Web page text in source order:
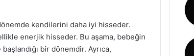
kendilerini daha iyi hisseder.
enerjik hisseder. Bu aşama, bebeğin
bir dönemdir. Ayrıca,